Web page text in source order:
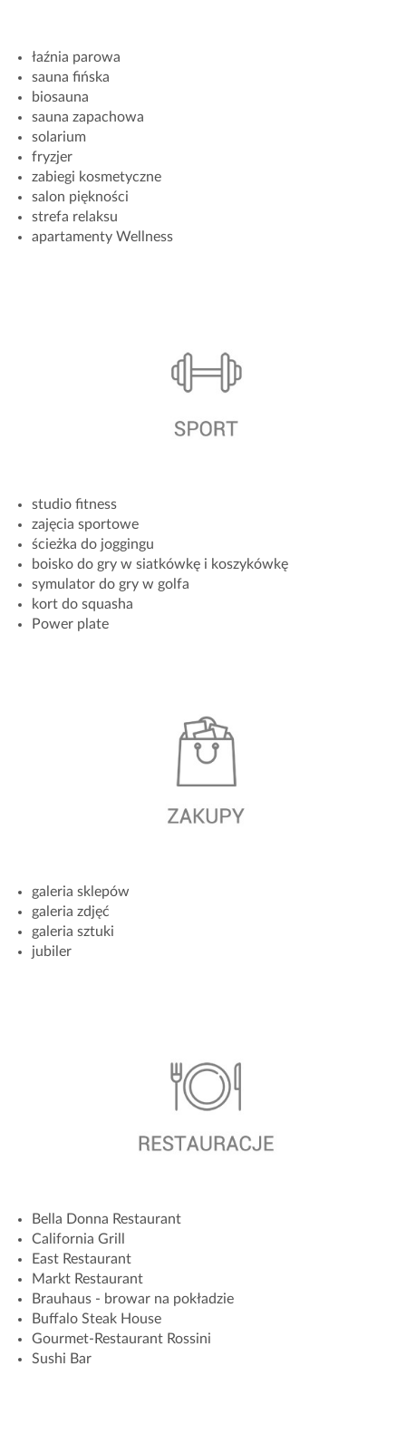
łaźnia parowa
sauna fińska
biosauna
sauna zapachowa
solarium
fryzjer
zabiegi kosmetyczne
salon piękności
strefa relaksu
apartamenty Wellness
studio fitness
zajęcia sportowe
ścieżka do joggingu
boisko do gry w siatkówkę i koszykówkę
symulator do gry w golfa
kort do squasha
Power plate
galeria sklepów
galeria zdjęć
galeria sztuki
jubiler
Bella Donna Restaurant
California Grill
East Restaurant
Markt Restaurant
Brauhaus - browar na pokładzie
Buffalo Steak House
Gourmet-Restaurant Rossini
Sushi Bar